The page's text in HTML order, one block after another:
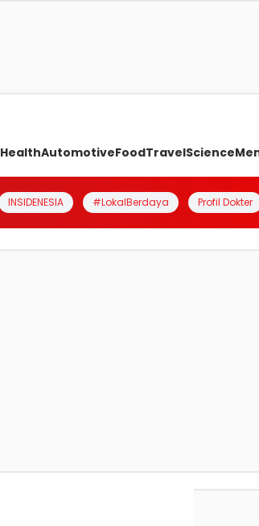
HealthAutomotiveFoodTravelScience
INSIDENESIA #LokalBerdaya Profil Dokter